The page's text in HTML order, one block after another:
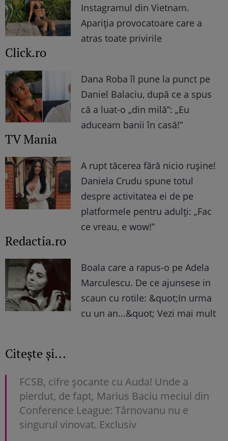
Instagramul din Vietnam.
Apariția provocatoare care a
atras toate privirile
Click.ro
Dana Roba îl pune la punct pe
Daniel Balaciu, după ce a spus
că a luat-o „din milă”: „Eu
aduceam banii în casă!”
TV Mania
A rupt tăcerea fără nicio rușine!
Daniela Crudu spune totul
despre activitatea ei de pe
platformele pentru adulți: „Fac
ce vreau, e wow!”
Redactia.ro
Boala care a rapus-o pe Adela
Marculescu. De ce ajunsese in
scaun cu rotile: &quot;In urma
cu un an...&quot; Vezi mai mult
Citește și...
FCSB, cifre șocante cu Auda! Unde a
pierdut, de fapt, Marius Baciu meciul din
Conference League: Târnovanu nu e
singurul vinovat. Exclusiv